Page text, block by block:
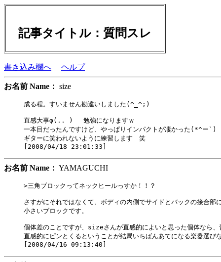
記事タイトル：質問スレ
書き込み欄へ ヘルプ
お名前 Name： size
成る程。すいません勘違いしました(^_^;)
直感大事φ(.. ) 　勉強になりますｗ
一本目だったんですけど、やっぱりインパクトが凄かった(*^ー`)
ギターに笑われないように練習します　笑
お名前 Name： YAMAGUCHI
>三角ブロックってネックヒールっすか！！？
さすがにそれではなくて、ボディの内側でサイドとバックの接合部
小さいブロックです。
個体差のことですが、sizeさんが直感的によいと思った個体なら
直感的にピンとくるということが結局いちばんあてになる楽器選び